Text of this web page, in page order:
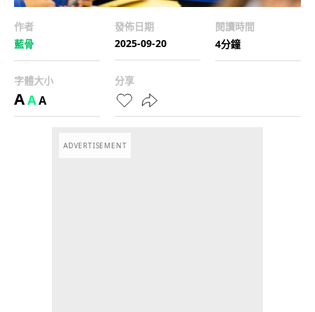
作者
藍骨
發佈日期
2025-09-20
閱讀時間
4分鐘
字體大小
AAA
分享
ADVERTISEMENT